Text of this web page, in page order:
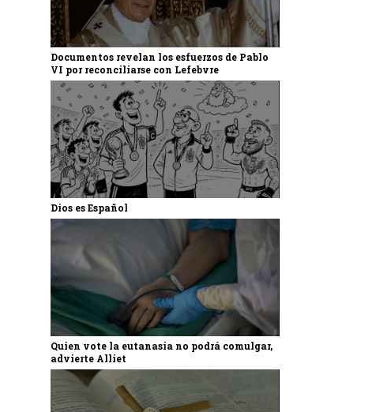
Documentos revelan los esfuerzos de Pablo
VI por reconciliarse con Lefebvre
Dios es Español
Quien vote la eutanasia no podrá comulgar,
advierte Alliet